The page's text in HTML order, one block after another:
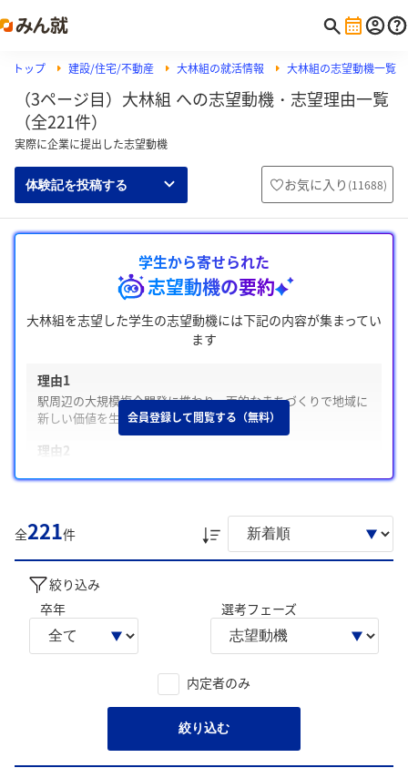
トップ 建設/住宅/不動産 大林組の就活情報 大林組の志望動機一覧
（3ページ目）大林組 への志望動機・志望理由一覧
（全221件）
実際に企業に提出した志望動機
体験記を投稿する お気に入り (11688)
学生から寄せられた
志望動機の要約
大林組を志望した学生の志望動機には下記の内容が集まってい
ます
理由1
駅周辺の大規模複合開発に携わり、面的なまちづくりで地域に
新しい価値を生み出したい。
理由2
の暮らしを豊かにしたい。
理由3
年次に関係なく意見を出し合える社風の中で、多くを吸収し成
長しながら貢献したい。
学生の声を就職活動の参考にしましょう。
※AIを使用し、過去3年間のユーザー投稿を要約しています。実際
のユーザの投稿は下記の一覧からご確認ください。
会員登録して閲覧する（無料）
全221件
絞り込み
卒年
選考フェーズ
内定者のみ
絞り込む